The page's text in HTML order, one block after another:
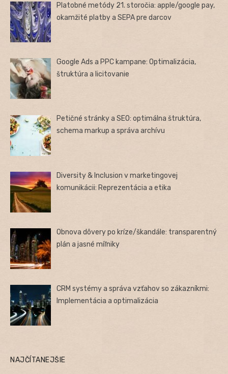
Platobné metódy 21. storočia: apple/google pay,
okamžité platby a SEPA pre darcov
Google Ads a PPC kampane: Optimalizácia,
štruktúra a licitovanie
Petičné stránky a SEO: optimálna štruktúra,
schema markup a správa archívu
Diversity & Inclusion v marketingovej
komunikácii: Reprezentácia a etika
Obnova dôvery po kríze/škandále: transparentný
plán a jasné míľniky
CRM systémy a správa vzťahov so zákazníkmi:
Implementácia a optimalizácia
NAJČÍTANEJŠIE